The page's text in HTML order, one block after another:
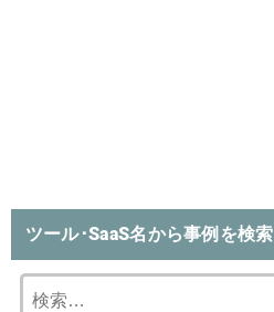
ツール･SaaS名から事例を検索